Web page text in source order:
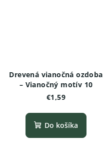
Drevená vianočná ozdoba
– Vianočný motív 10
€1,59
Do košíka